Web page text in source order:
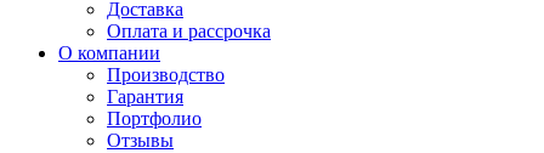
Доставка
Оплата и рассрочка
О компании
Производство
Гарантия
Портфолио
Отзывы